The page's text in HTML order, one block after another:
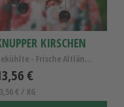
KIRSCHEN
Gekühlte - Frische Altländer Dachkirschen Knupper/...
€
€ / KG